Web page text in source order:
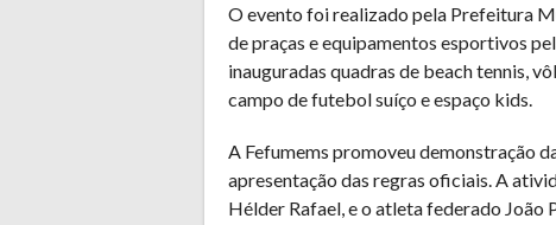
O evento foi realizado pela Prefeitura
de praças e equipamentos esportivos
inauguradas quadras de beach tennis,
campo de futebol suíço e espaço kids.
A Fefumems promoveu demonstração
apresentação das regras oficiais. A
Hélder Rafael, e o atleta federado João